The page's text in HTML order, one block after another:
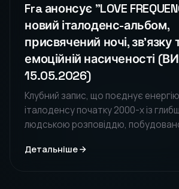
Fra анонсує "LOVE
новий італоденс-альбом,
присвячений ночі, зв'язку
емоційній насиченості
15.05.2026)
Клубний запис, що поєднує енергію
італоденсу початку 2000-х із
людською розповіддю,
зв'язків.
Детальніше